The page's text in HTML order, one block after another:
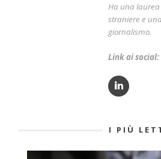
Ha una
straniere e
giornalismo.
Link ai social:
I PIÙ